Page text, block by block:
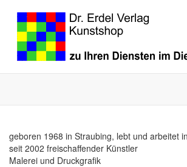
geboren 1968 in Straubing, lebt und arbeitet
seit 2002 freischaffender Künstler
Malerei und Druckgrafik